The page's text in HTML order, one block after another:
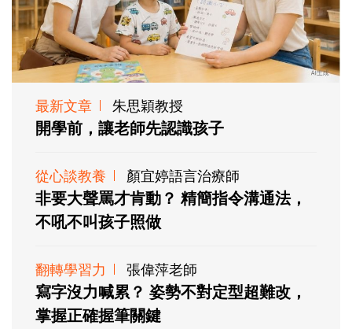
最新文章 朱思穎教授
開學前，讓老師先認識孩子
從心談教養 顏宜婷語言治療師
非要大聲罵才肯動？ 精簡指令溝通法，
不吼不叫孩子照做
翻轉學習力 張偉萍老師
寫字沒力喊累？ 姿勢不對定型超難改，
掌握正確握筆關鍵